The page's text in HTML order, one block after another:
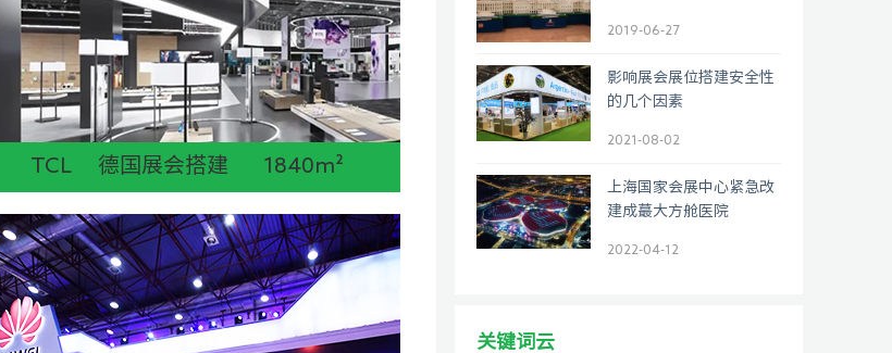
TCL 德国展会搭建 1840m²
2019-06-27
影响展会展位搭建安全性
的几个因素
2021-08-02
上海国家会展中心紧急改
建成蕞大方舱医院
2022-04-12
关键词云